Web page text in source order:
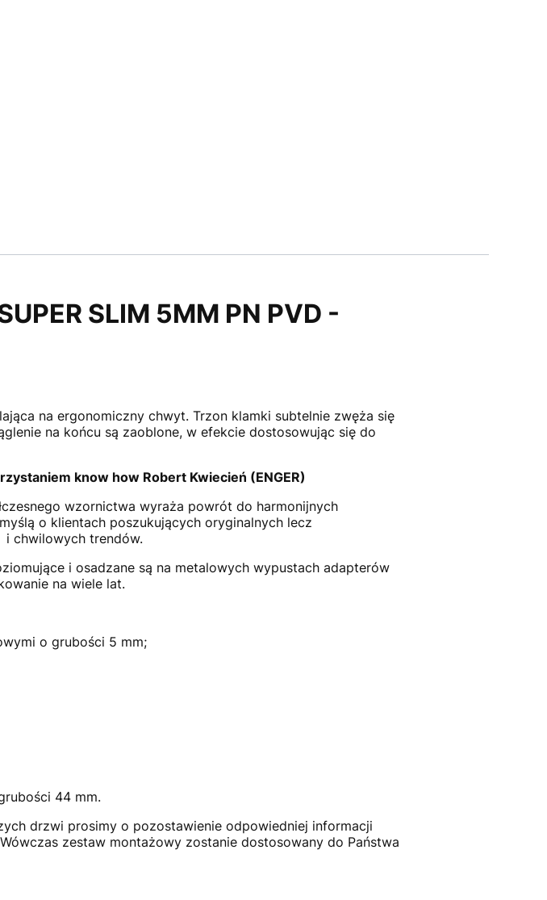
SLIM 5MM PN PVD -
na ergonomiczny chwyt. Trzon klamki subtelnie zwęża się
na końcu są zaoblone, w efekcie dostosowując się do
know how Robert Kwiecień (ENGER)
wzornictwa wyraża powrót do harmonijnych
o klientach poszukujących oryginalnych lecz
i chwilowych trendów.
i osadzane są na metalowych wypustach adapterów
na wiele lat.
o grubości 5 mm;
44 mm.
drzwi prosimy o pozostawienie odpowiedniej informacji
zestaw montażowy zostanie dostosowany do Państwa